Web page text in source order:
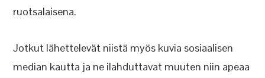
ruotsalaisena.
Jotkut lähettelevät niistä myös kuvia sosiaalisen
median kautta ja ne ilahduttavat muuten niin apeaa